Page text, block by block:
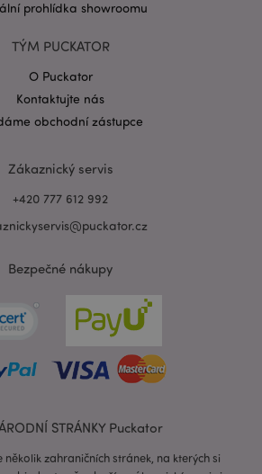
prohlídka showroomu
TÝM PUCKATOR
O Puckator
Kontaktujte nás
obchodní zástupce
Zákaznický servis
+420 777 612 992
Bezpečné nákupy
STRÁNKY Puckator
zahraničních stránek, na kterých si
Adobe Inc.
Adobe Inc.